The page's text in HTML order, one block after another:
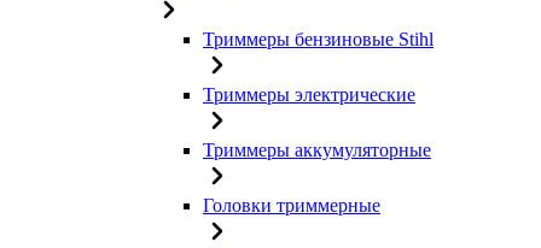
Триммеры бензиновые Stihl
Триммеры электрические
Триммеры аккумуляторные
Головки триммерные